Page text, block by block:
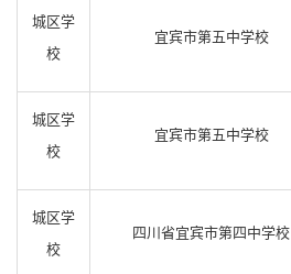
城区学
校
宜宾市第五中学校
城区学
校
宜宾市第五中学校
城区学
校
四川省宜宾市第四中学校